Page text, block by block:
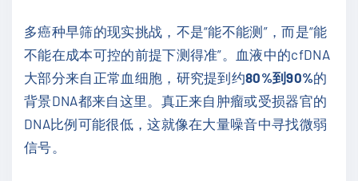
多癌种早筛的现实挑战，不是“能不能测”，而是“能
不能在成本可控的前提下测得准”。血液中的cfDNA
大部分来自正常血细胞，研究提到约80%到90%的
背景DNA都来自这里。真正来自肿瘤或受损器官的
DNA比例可能很低，这就像在大量噪音中寻找微弱
信号。